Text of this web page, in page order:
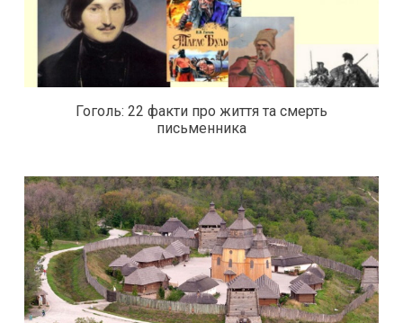
Гоголь: 22 факти про життя та смерть
письменника